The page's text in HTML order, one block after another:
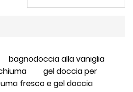
bagnodoccia alla vaniglia
gel doccia per
fresco e gel doccia